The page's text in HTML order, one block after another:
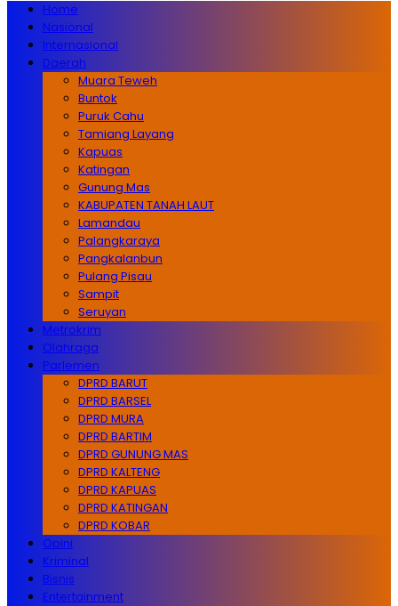
Home
Nasional
Internasional
Daerah
Muara Teweh
Buntok
Puruk Cahu
Tamiang Layang
Kapuas
Katingan
Gunung Mas
KABUPATEN TANAH LAUT
Lamandau
Palangkaraya
Pangkalanbun
Pulang Pisau
Sampit
Seruyan
Metrokrim
Olahraga
Parlemen
DPRD BARUT
DPRD BARSEL
DPRD MURA
DPRD BARTIM
DPRD GUNUNG MAS
DPRD KALTENG
DPRD KAPUAS
DPRD KATINGAN
DPRD KOBAR
Opini
Kriminal
Bisnis
Entertainment